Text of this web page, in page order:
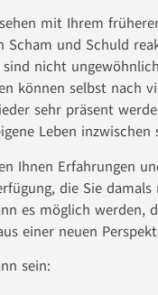
mit Ihrem
Scham und Schuld
sind nicht
können selbst nach
sehr präsent
Leben inzwischen
Ihnen Erfahrungen
die Sie
es möglich werden,
einer neuen
sein: